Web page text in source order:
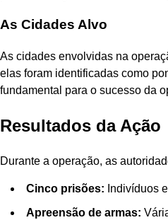
As Cidades Alvo
As cidades envolvidas na
elas foram identificadas como
fundamental para o sucesso da
Resultados da Ação
Durante a operação, as
Cinco prisões: Indivíduos
Apreensão de armas: